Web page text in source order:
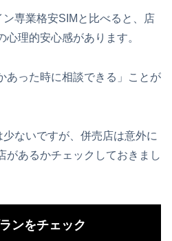
専業格安SIMと比べると、店
理的安心感があります。
あった時に相談できる」ことが
ないですが、併売店は意外に
があるかチェックしておきまし
ンをチェック